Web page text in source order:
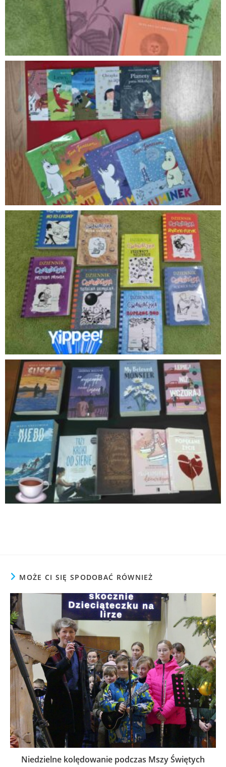
MOŻE CI SIĘ SPODOBAĆ RÓWNIEŻ
Niedzielne kolędowanie podczas Mszy Świętych